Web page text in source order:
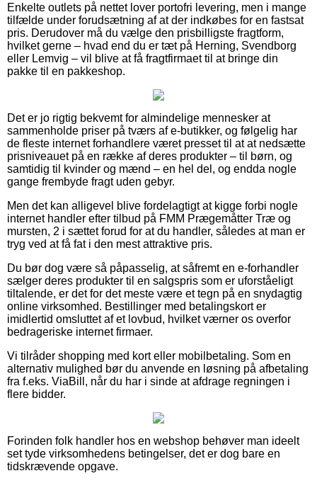
Enkelte outlets på nettet lover portofri levering, men i mange
tilfælde under forudsætning af at der indkøbes for en fastsat
pris. Derudover må du vælge den prisbilligste fragtform,
hvilket gerne – hvad end du er tæt på Herning, Svendborg
eller Lemvig – vil blive at få fragtfirmaet til at bringe din
pakke til en pakkeshop.
Det er jo rigtig bekvemt for almindelige mennesker at
sammenholde priser på tværs af e-butikker, og følgelig har
de fleste internet forhandlere været presset til at at nedsætte
prisniveauet på en række af deres produkter – til børn, og
samtidig til kvinder og mænd – en hel del, og endda nogle
gange frembyde fragt uden gebyr.
Men det kan alligevel blive fordelagtigt at kigge forbi nogle
internet handler efter tilbud på FMM Prægemåtter Træ og
mursten, 2 i sættet forud for at du handler, således at man er
tryg ved at få fat i den mest attraktive pris.
Du bør dog være så påpasselig, at såfremt en e-forhandler
sælger deres produkter til en salgspris som er uforståeligt
tiltalende, er det for det meste være et tegn på en snydagtig
online virksomhed. Bestillinger med betalingskort er
imidlertid omsluttet af et lovbud, hvilket værner os overfor
bedrageriske internet firmaer.
Vi tilråder shopping med kort eller mobilbetaling. Som en
alternativ mulighed bør du anvende en løsning på afbetaling
fra f.eks. ViaBill, når du har i sinde at afdrage regningen i
flere bidder.
Forinden folk handler hos en webshop behøver man ideelt
set tyde virksomhedens betingelser, det er dog bare en
tidskrævende opgave.